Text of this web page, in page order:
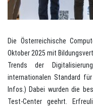
Die Österreichische
Oktober 2025 mit
Trends der
internationalen Standard
Infos.) Dabei wurden die
Test-Center geehrt.